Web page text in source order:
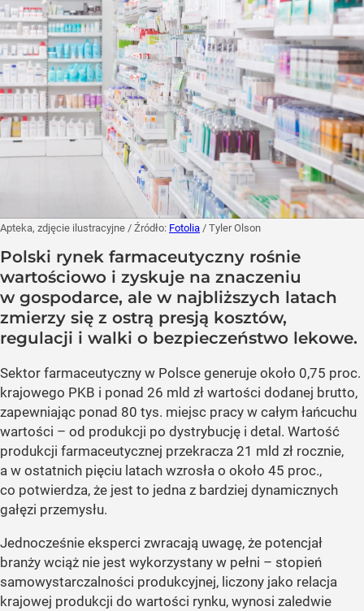
Apteka, zdjęcie ilustracyjne / Źródło: Fotolia / Tyler Olson
Polski rynek farmaceutyczny rośnie
wartościowo i zyskuje na znaczeniu
w gospodarce, ale w najbliższych latach
zmierzy się z ostrą presją kosztów,
regulacji i walki o bezpieczeństwo lekowe.
Sektor farmaceutyczny w Polsce generuje około 0,75 proc.
krajowego PKB i ponad 26 mld zł wartości dodanej brutto,
zapewniając ponad 80 tys. miejsc pracy w całym łańcuchu
wartości – od produkcji po dystrybucję i detal. Wartość
produkcji farmaceutycznej przekracza 21 mld zł rocznie,
a w ostatnich pięciu latach wzrosła o około 45 proc.,
co potwierdza, że jest to jedna z bardziej dynamicznych
gałęzi przemysłu.
Jednocześnie eksperci zwracają uwagę, że potencjał
branży wciąż nie jest wykorzystany w pełni – stopień
samowystarczalności produkcyjnej, liczony jako relacja
krajowej produkcji do wartości rynku, wynosi zaledwie